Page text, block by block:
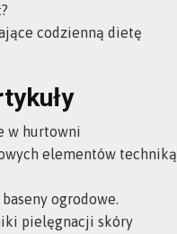
codzienną dietę
w hurtowni
elementów techniką
ogrodowe.
pielęgnacji skóry